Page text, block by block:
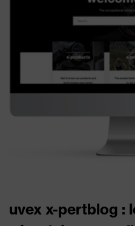
uvex x-pertblog :